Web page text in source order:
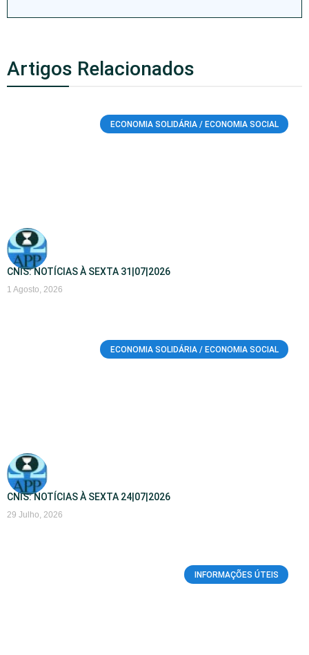
Artigos Relacionados
ECONOMIA SOLIDÁRIA / ECONOMIA SOCIAL
CNIS: NOTÍCIAS À SEXTA 31|07|2026
1 Agosto, 2026
ECONOMIA SOLIDÁRIA / ECONOMIA SOCIAL
CNIS: NOTÍCIAS À SEXTA 24|07|2026
29 Julho, 2026
INFORMAÇÕES ÚTEIS